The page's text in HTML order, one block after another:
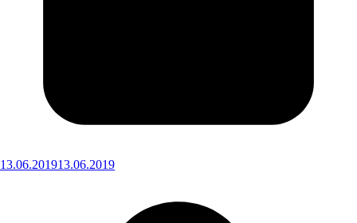
13.06.201913.06.2019